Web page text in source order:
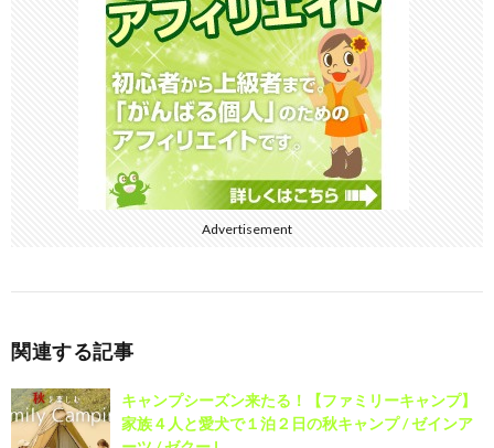
Advertisement
関連する記事
キャンプシーズン来たる！【ファミリーキャンプ】
家族４人と愛犬で１泊２日の秋キャンプ / ゼインア